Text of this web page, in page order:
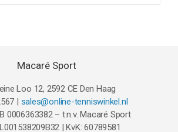
Macaré Sport
Loo 12, 2592 CE Den Haag
| sales@online-tenniswinkel.nl
0006363382 – t.n.v. Macaré Sport
| KvK: 60789581